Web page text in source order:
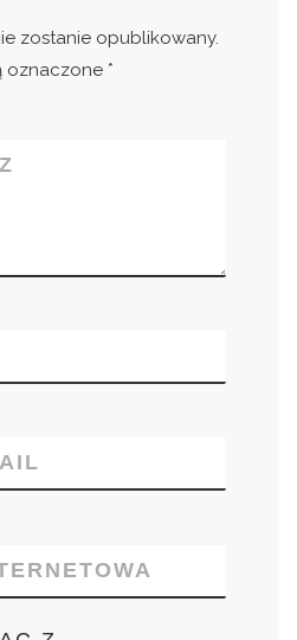
zostanie opublikowany.
oznaczone *